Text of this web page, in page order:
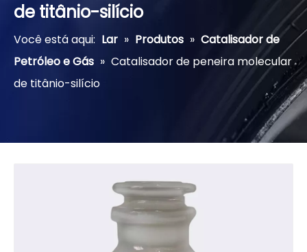
de titânio-silício
Você está aqui: Lar » Produtos » Catalisador de
Petróleo e Gás » Catalisador de peneira molecular
de titânio-silício